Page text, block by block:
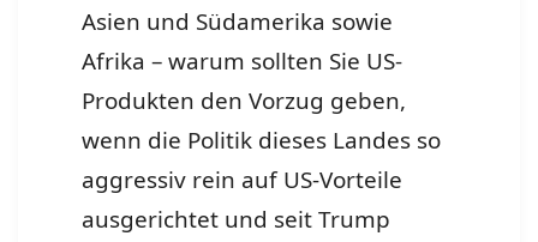
Asien und Südamerika sowie
Afrika – warum sollten Sie US-
Produkten den Vorzug geben,
wenn die Politik dieses Landes so
aggressiv rein auf US-Vorteile
ausgerichtet und seit Trump